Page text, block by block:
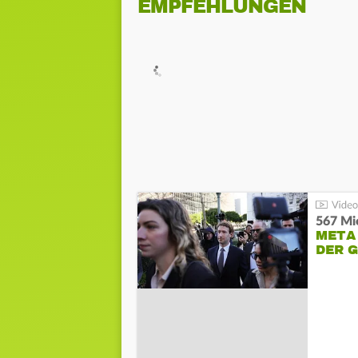
EMPFEHLUNGEN
567
DER